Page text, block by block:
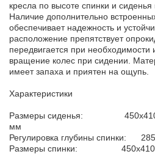
кресла по высоте спинки и сиденья
Наличие дополнительно
обеспечивает надежность и
расположение препятствует
передвигается при необходимости
вращение колес при сидении.
имеет запаха и приятен на ощупь.
Характеристики
Размеры сиденья:
Регулировка глубины
Размеры спинки: 450х410